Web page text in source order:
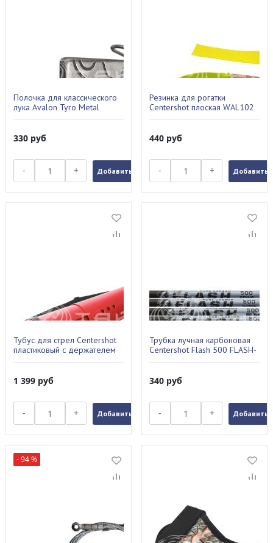
Полочка для классического
лука Avalon Tyro Metal
330 руб
- + Добавить в заказ
Резинка для рогатки
Centershot плоская WAL102
440 руб
- + Добавить
Тубус для стрел Centershot
пластиковый с держателем
1 399 руб
- + Добавить в заказ
Трубка лучная карбоновая
Centershot Flash 500 FLASH-
340 руб
- + Добавить
- 94 %